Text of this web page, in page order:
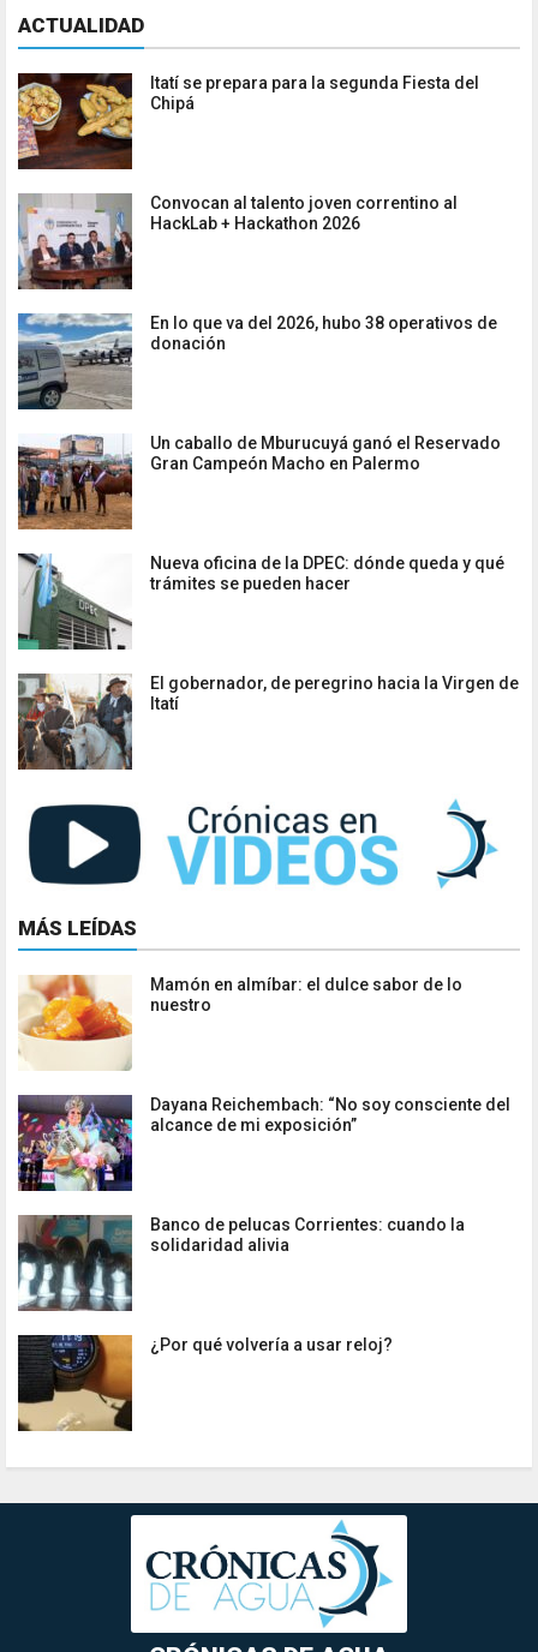
ACTUALIDAD
Itatí se prepara para la segunda Fiesta del
Chipá
Convocan al talento joven correntino al
HackLab + Hackathon 2026
En lo que va del 2026, hubo 38 operativos de
donación
Un caballo de Mburucuyá ganó el Reservado
Gran Campeón Macho en Palermo
Nueva oficina de la DPEC: dónde queda y qué
trámites se pueden hacer
El gobernador, de peregrino hacia la Virgen de
Itatí
MÁS LEÍDAS
Mamón en almíbar: el dulce sabor de lo
nuestro
Dayana Reichembach: “No soy consciente del
alcance de mi exposición”
Banco de pelucas Corrientes: cuando la
solidaridad alivia
¿Por qué volvería a usar reloj?